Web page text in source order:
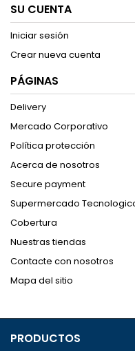
SU CUENTA
Iniciar sesión
Crear nueva cuenta
PÁGINAS
Delivery
Mercado Corporativo
Política protección
Acerca de nosotros
Secure payment
Supermercado
Cobertura
Nuestras tiendas
Contacte con nosotros
Mapa del sitio
PRODUCTOS